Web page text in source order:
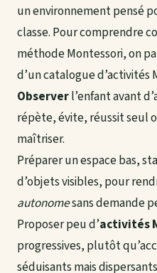
un environnement pensé
classe. Pour comprendre
méthode Montessori, on
d’un catalogue d’activités
Observerl’enfant avant
répète, évite, réussit seul
maîtriser.
Préparer un espace bas,
d’objets visibles, pour
autonomesans demande
Proposer peu d’activités
progressives, plutôt
séduisants mais